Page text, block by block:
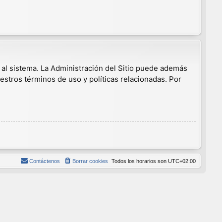
sistema. La Administración del Sitio puede además
términos de uso y políticas relacionadas. Por
Todos los horarios son UTC+02:00
Borrar cookies
Contáctenos